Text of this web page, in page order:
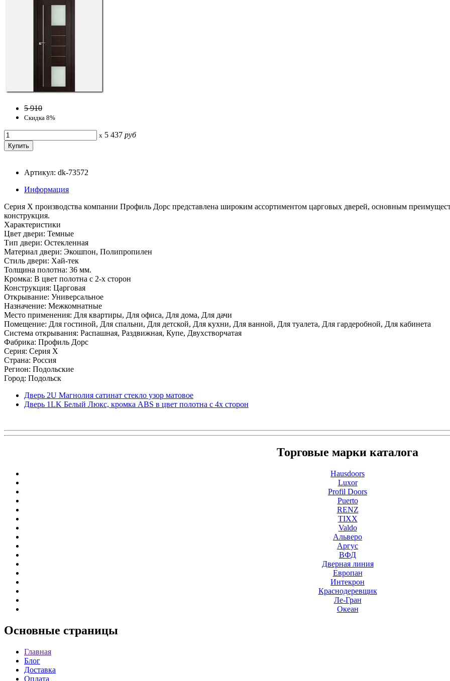
5 910
Скидка 8%
x 5 437 руб
Артикул: dk-73572
Информация
Серия Х производства компании Профиль Дорс представлена широким ассортиментом царговых дверей, основным
конструкция.
Характеристики
Цвет двери: Темные
Тип двери: Остекленная
Материал двери: Экошпон, Полипропилен
Стиль двери: Хай-тек
Толщина полотна: 36 мм.
Кромка: В цвет полотна с 2-х сторон
Конструкция: Царговая
Открывание: Универсальное
Назначение: Межкомнатные
Место применения: Для квартиры, Для офиса, Для дома, Для дачи
Помещение: Для гостиной, Для спальни, Для детской, Для кухни, Для ванной, Для туалета, Для гардеробной, Для кабинета
Система открывания: Распашная, Раздвижная, Купе, Двухстворчатая
Фабрика: Профиль Дорс
Серия: Серия X
Страна: Россия
Регион: Подольские
Город: Подольск
Дверь 2U Магнолия сатинат стекло узор матовое
Дверь 1LK Белый Люкс, кромка ABS в цвет полотна с 4х сторон
Торговые марки каталога
Hausdoors
Luxor
Profil Doors
Puerto
RENZ
TIXX
Valdo
Альверо
Аргус
ВФД
Дверная линия
Европан
Интекрон
Краснодеревщик
Ле-Гран
Океан
Основные страницы
Главная
Блог
Доставка
Оплата